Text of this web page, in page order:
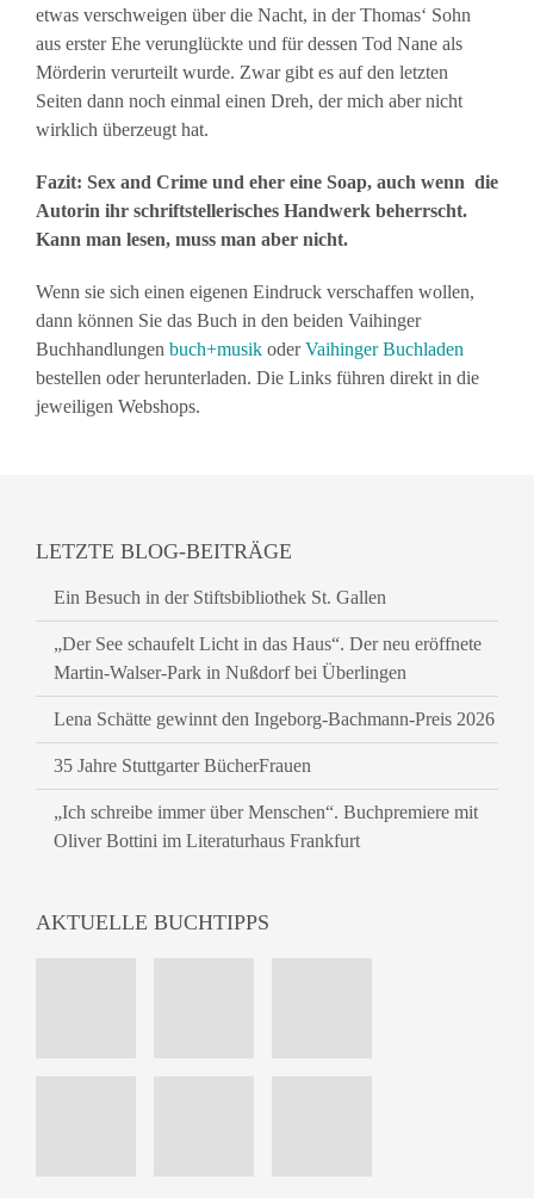
etwas verschweigen über die Nacht, in der Thomas‘ Sohn
aus erster Ehe verunglückte und für dessen Tod Nane als
Mörderin verurteilt wurde. Zwar gibt es auf den letzten
Seiten dann noch einmal einen Dreh, der mich aber nicht
wirklich überzeugt hat.
Fazit: Sex and Crime und eher eine Soap, auch wenn die
Autorin ihr schriftstellerisches Handwerk beherrscht.
Kann man lesen, muss man aber nicht.
Wenn sie sich einen eigenen Eindruck verschaffen wollen,
dann können Sie das Buch in den beiden Vaihinger
Buchhandlungen buch+musik oderVaihinger Buchladen
bestellen oder herunterladen. Die Links führen direkt in die
jeweiligen Webshops.
LETZTE BLOG-BEITRÄGE
Ein Besuch in der Stiftsbibliothek St. Gallen
„Der See schaufelt Licht in das Haus“. Der neu eröffnete
Martin-Walser-Park in Nußdorf bei Überlingen
Lena Schätte gewinnt den Ingeborg-Bachmann-Preis 2026
35 Jahre Stuttgarter BücherFrauen
„Ich schreibe immer über Menschen“. Buchpremiere mit
Oliver Bottini im Literaturhaus Frankfurt
AKTUELLE BUCHTIPPS